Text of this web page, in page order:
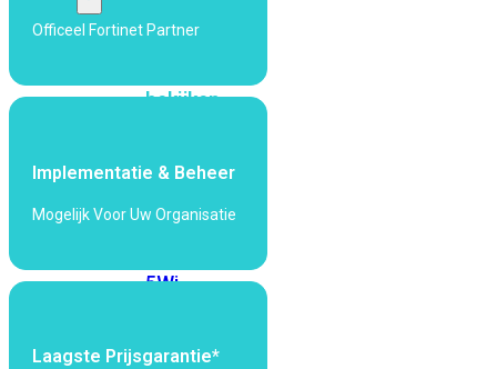
Alle
bekijken
Fi
5Wi-
Fi
Officeel Fortinet Partner
Implementatie & Beheer
Mogelijk Voor Uw Organisatie
Laagste Prijsgarantie*